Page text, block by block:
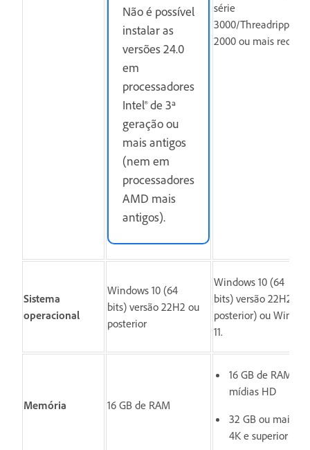
Não é possível
instalar as
versões 24.0
em
processadores
Intel® de 3ª
geração ou
mais antigos
(nem em
processadores
AMD mais
antigos).
série
3000/Threadripper
2000 ou mais
Sistema
operacional
Windows 10 (64
bits) versão 22H2 ou
posterior
Windows 10 (64
bits) versão 22H2 (ou
posterior) ou
11.
Memória 16 GB de RAM
16 GB de RAM
mídias HD
32 GB ou mais
4K e superior